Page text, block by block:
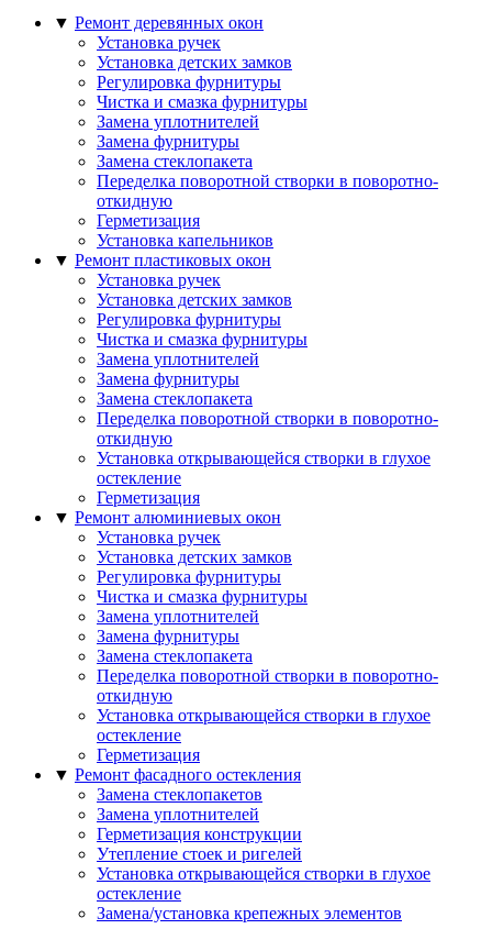
▼ Ремонт деревянных окон
Установка ручек
Установка детских замков
Регулировка фурнитуры
Чистка и смазка фурнитуры
Замена уплотнителей
Замена фурнитуры
Замена стеклопакета
Переделка поворотной створки в поворотно-
откидную
Герметизация
Установка капельников
▼ Ремонт пластиковых окон
Установка ручек
Установка детских замков
Регулировка фурнитуры
Чистка и смазка фурнитуры
Замена уплотнителей
Замена фурнитуры
Замена стеклопакета
Переделка поворотной створки в поворотно-
откидную
Установка открывающейся створки в глухое
остекление
Герметизация
▼ Ремонт алюминиевых окон
Установка ручек
Установка детских замков
Регулировка фурнитуры
Чистка и смазка фурнитуры
Замена уплотнителей
Замена фурнитуры
Замена стеклопакета
Переделка поворотной створки в поворотно-
откидную
Установка открывающейся створки в глухое
остекление
Герметизация
▼ Ремонт фасадного остекления
Замена стеклопакетов
Замена уплотнителей
Герметизация конструкции
Утепление стоек и ригелей
Установка открывающейся створки в глухое
остекление
Замена/установка крепежных элементов